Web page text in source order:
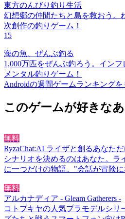
東方のんびり釣り生活
幻想郷の仲間たちと島を救おう。
次創作の釣りゲーム！
15
海の魚、ぜんぶ釣る
1,000万匹をぜんぶ釣ろう。イン
メンタル釣りゲーム！
Androidの週間ゲームランキングを
このゲームが好きな
無料
RyzaChat:AI ライザと創るあなた
シナリオを決めるのはあなた。ラ
に一つだけの物語。"会話が冒険
無料
アルカナディア - Gleam Gatherers -
コトブキヤの人気プラモデルシリ